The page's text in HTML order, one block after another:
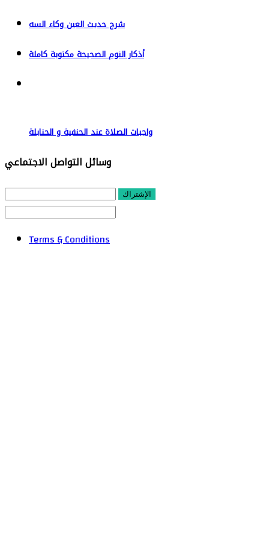
شرح حديث العين وكاء السه
أذكار النوم الصحيحة مكتوبة كاملة
واجبات الصلاة عند الحنفية و الحنابلة
وسائل التواصل الاجتماعي
الإشتراك
Terms & Conditions